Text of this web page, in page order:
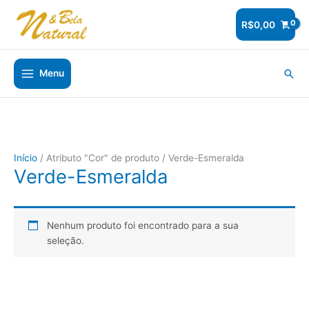
para
conteúdo
R$0,00
Menu
Início / Atributo "Cor" de produto / Verde-Esmeralda
Verde-Esmeralda
Nenhum produto foi encontrado para a sua
seleção.